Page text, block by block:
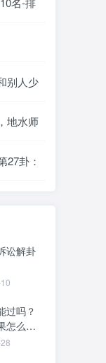
别人少
多
地水师
27卦：
讼解卦
过吗？
怎么